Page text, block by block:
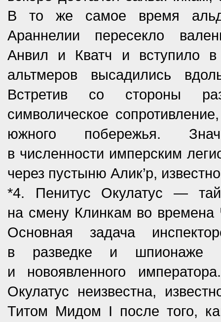
В то же самое время
Араннелии пересекло
Анвил и Кватч и вступило
альтмеров высадились
Встретив со стороны
символическое
южного побережья.
в численности имперским
через пустыню Алик’р,
*4. Пенитус Окулатус —
на смену Клинкам во
Основная задача
в разведке и шпионаже
и новоявленного
Окулатус неизвестна,
Титом Мидом I после того,